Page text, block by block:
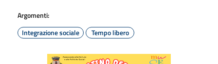
Argomenti:
Integrazione sociale
Tempo libero